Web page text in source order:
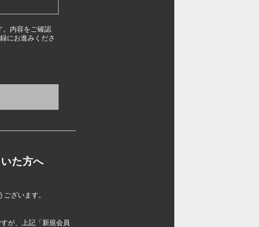
。内容をご確認
にお進みくださ
た方へ
ざいます。
が、上記「新規会員